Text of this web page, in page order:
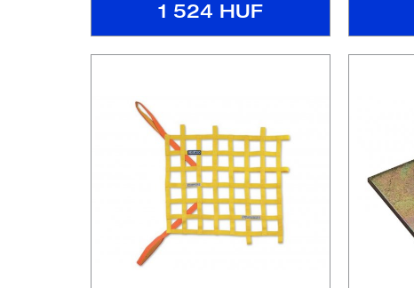
1 524 HUF